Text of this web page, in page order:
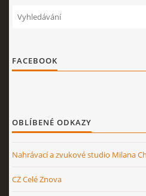
FACEBOOK
OBLÍBENÉ ODKAZY
Nahrávací a zvukové studio Milana
CZ Celé Znova